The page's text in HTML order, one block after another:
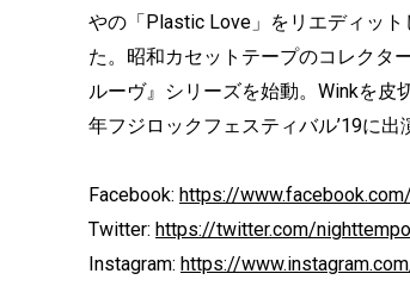
やの「Plastic Love」をリエディッ
た。昭和カセットテープのコレクタ
ルーヴ』シリーズを始動。Winkを皮
年フジロックフェスティバル’19に
Facebook: https://
Twitter: https://twitter.com/nighttempo
Instagram: https://